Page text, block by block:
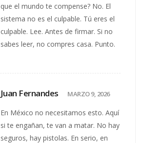
que el mundo te compense? No. El
sistema no es el culpable. Tú eres el
culpable. Lee. Antes de firmar. Si no
sabes leer, no compres casa. Punto.
Juan Fernandes MARZO 9, 2026
En México no necesitamos esto. Aquí
si te engañan, te van a matar. No hay
seguros, hay pistolas. En serio, en